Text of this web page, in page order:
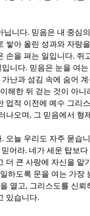
닙니다. 믿음은 내 중심
쌓아 올린 성과와 자랑
손을 펴는 일입니다. 쥐
입니다. 믿음은 눈을 여
가난과 섬김 속에 숨어
해한 뒤 걷는 것이 아니
업적 이전에 예수 그리
나오며 , 그 믿음에서 형
. 오늘 우리도 자주 묻습
믿어라. 네가 세운 탑보
더 큰 사랑에 자신을 맡
하도록 문을 여는 가장
열고, 그리스도를 신뢰
있습니다.